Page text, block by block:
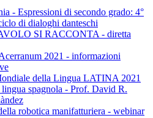
- Espressioni di secondo grado: 4°
di dialoghi danteschi
SI RACCONTA - diretta
2021 - informazioni
della Lingua LATINA 2021
spagnola - Prof. David R.
robotica manifatturiera - webinar